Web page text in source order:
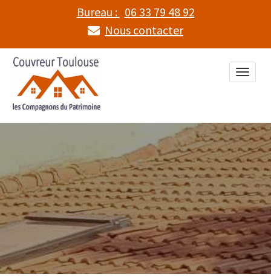
Bureau : 06 33 79 48 92
Nous contacter
Toggle